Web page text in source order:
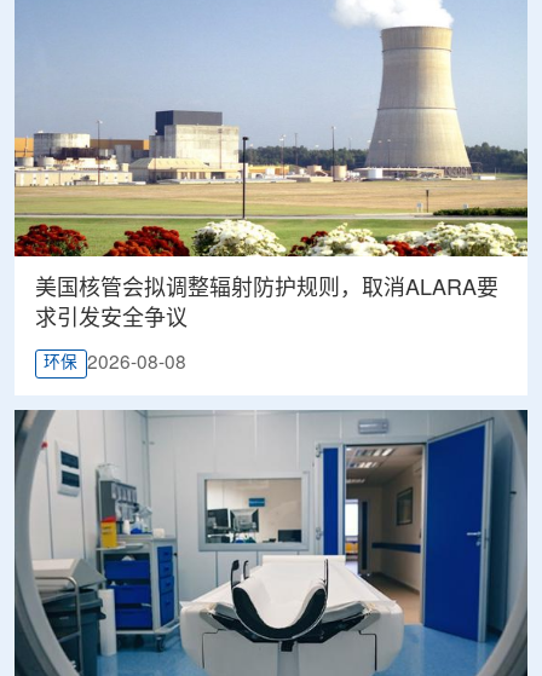
美国核管会拟调整辐射防护规则，取消ALARA要
求引发安全争议
环保 2026-08-08